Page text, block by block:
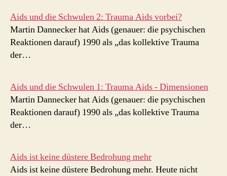
Aids und die Schwulen 2: Trauma Aids vorbei?
Martin Dannecker hat Aids (genauer: die psychischen
Reaktionen darauf) 1990 als „das kollektive Trauma
der…
Aids und die Schwulen 1: Trauma Aids - Dimensionen
Martin Dannecker hat Aids (genauer: die psychischen
Reaktionen darauf) 1990 als „das kollektive Trauma
der…
Aids ist keine düstere Bedrohung mehr
Aids ist keine düstere Bedrohung mehr. Heute nicht